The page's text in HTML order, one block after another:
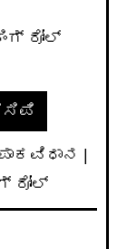
ರೋಲ್
|
ರೋಲ್